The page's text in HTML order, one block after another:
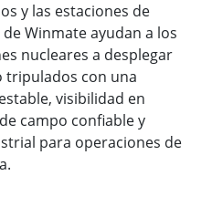
y las estaciones de
Winmate ayudan a los
nucleares a desplegar
tripulados con una
visibilidad en
campo confiable y
para operaciones de